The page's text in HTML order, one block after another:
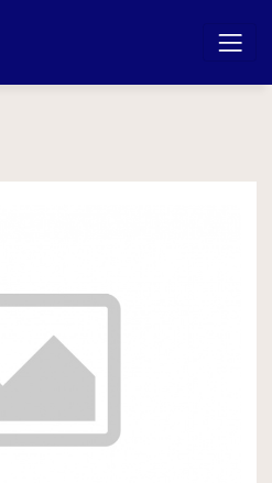
v Pieninách